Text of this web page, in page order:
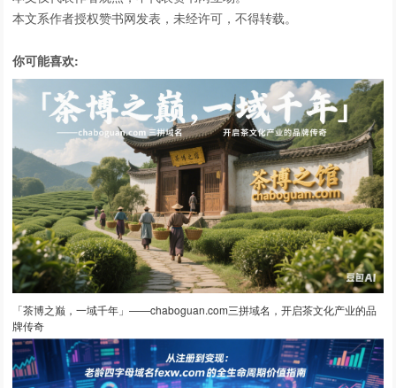
本文系作者授权赞书网发表，未经许可，不得转载。
你可能喜欢:
「茶博之巅，一域千年」——chaboguan.com三拼域名，开启茶文化产业的品
牌传奇